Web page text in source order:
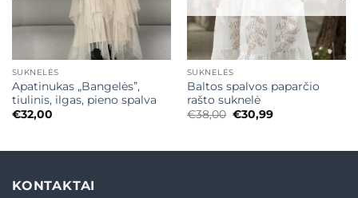
SUKNELĖS
Apatinukas „Bangelės”,
tiulinis, ilgas, pieno spalva
€32,00
SUKNELĖS
Baltos spalvos paparčio
rašto suknelė
€38,00 Original
price
€30,99Current
KONTAKTAI